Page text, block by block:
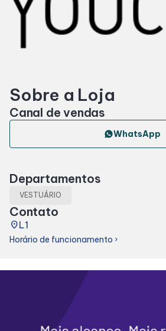
Cinema
Lojas e Restaurantes
Lojas
Alimentação
Programa de benefícios
Sobre a Loja
Canal de vendas
WhatsApp
Departamentos
VESTUÁRIO
Contato
placeL1
Horário de funcionamento chevron_right